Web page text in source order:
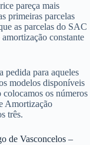
pareça mais
primeiras parcelas
as parcelas do SAC
constante
pedida para aqueles
modelos disponíveis
os números
Amortização
três.
de Vasconcelos –